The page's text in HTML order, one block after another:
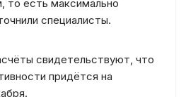
то есть максимально
специалисты.
свидетельствуют, что
придётся на